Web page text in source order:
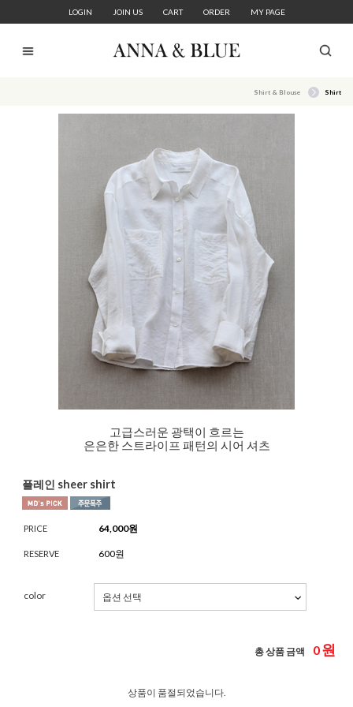
LOGIN JOIN US CART ORDER MY PAGE
Shirt & Blouse Shirt
고급스러운 광택이 흐르는
은은한 스트라이프 패턴의 시어 셔츠
플레인 sheer shirt
PRICE 64,000원
RESERVE 600원
color
총 상품 금액 0원
상품이 품절되었습니다.